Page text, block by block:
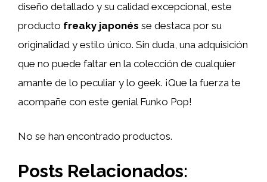
diseño detallado y su calidad excepcional, este
producto freaky japonés se destaca por su
originalidad y estilo único. Sin duda, una adquisición
que no puede faltar en la colección de cualquier
amante de lo peculiar y lo geek. ¡Que la fuerza te
acompañe con este genial Funko Pop!
No se han encontrado productos.
Posts Relacionados: